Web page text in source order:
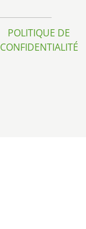
POLITIQUE DE
CONFIDENTIALITÉ